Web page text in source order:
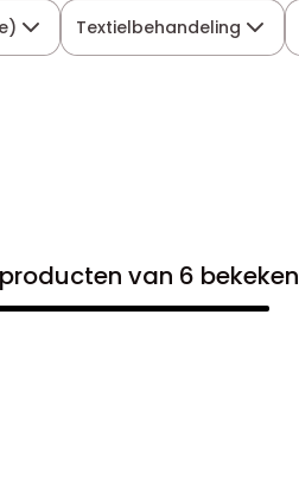
Textielbehandeling
van 6 bekeken